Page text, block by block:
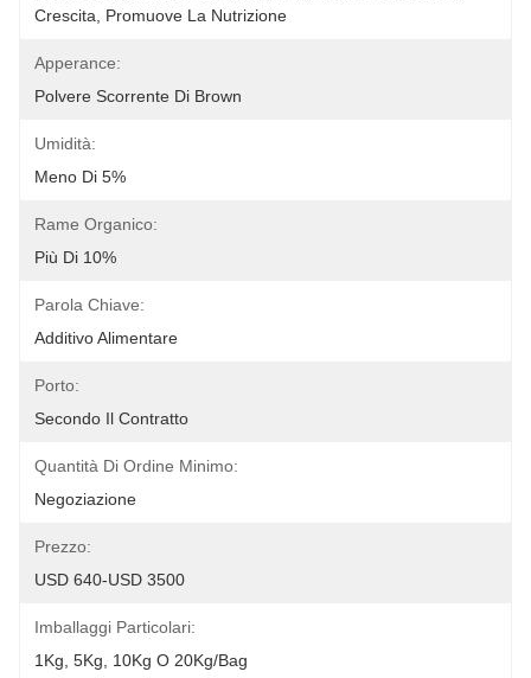
Crescita, Promuove La Nutrizione
Apperance:
Polvere Scorrente Di Brown
Umidità:
Meno Di 5%
Rame Organico:
Più Di 10%
Parola Chiave:
Additivo Alimentare
Porto:
Secondo Il Contratto
Quantità Di Ordine Minimo:
Negoziazione
Prezzo:
USD 640-USD 3500
Imballaggi Particolari:
1Kg, 5Kg, 10Kg O 20Kg/Bag